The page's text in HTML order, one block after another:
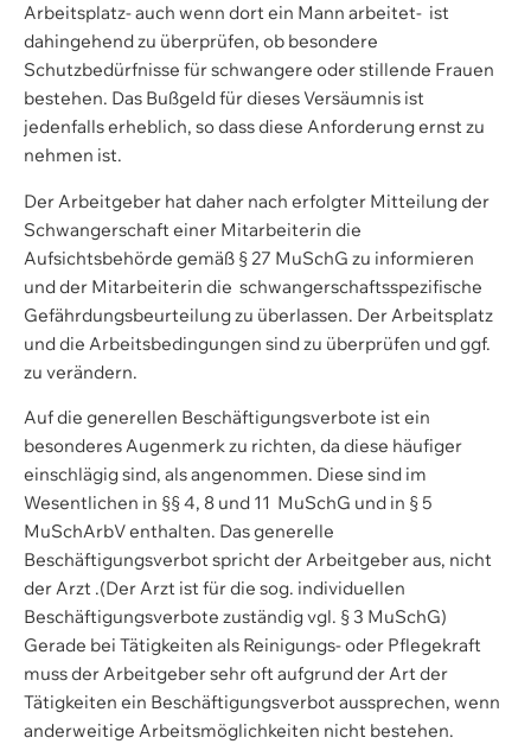
Arbeitsplatz- auch wenn dort ein Mann arbeitet- ist
dahingehend zu überprüfen, ob besondere
Schutzbedürfnisse für schwangere oder stillende Frauen
bestehen. Das Bußgeld für dieses Versäumnis ist
jedenfalls erheblich, so dass diese Anforderung ernst zu
nehmen ist.
Der Arbeitgeber hat daher nach erfolgter Mitteilung der
Schwangerschaft einer Mitarbeiterin die
Aufsichtsbehörde gemäß § 27 MuSchG zu informieren
und der Mitarbeiterin die schwangerschaftsspezifische
Gefährdungsbeurteilung zu überlassen. Der Arbeitsplatz
und die Arbeitsbedingungen sind zu überprüfen und ggf.
zu verändern.
Auf die generellen Beschäftigungsverbote ist ein
besonderes Augenmerk zu richten, da diese häufiger
einschlägig sind, als angenommen. Diese sind im
Wesentlichen in §§ 4, 8 und 11 MuSchG und in § 5
MuSchArbV enthalten. Das generelle
Beschäftigungsverbot spricht der Arbeitgeber aus, nicht
der Arzt .(Der Arzt ist für die sog. individuellen
Beschäftigungsverbote zuständig vgl. § 3 MuSchG)
Gerade bei Tätigkeiten als Reinigungs- oder Pflegekraft
muss der Arbeitgeber sehr oft aufgrund der Art der
Tätigkeiten ein Beschäftigungsverbot aussprechen, wenn
anderweitige Arbeitsmöglichkeiten nicht bestehen.